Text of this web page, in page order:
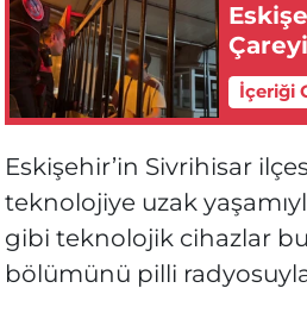
İçeriği
Eskişehir’in Sivrihisar
teknolojiye uzak
gibi teknolojik cihazlar
bölümünü pilli